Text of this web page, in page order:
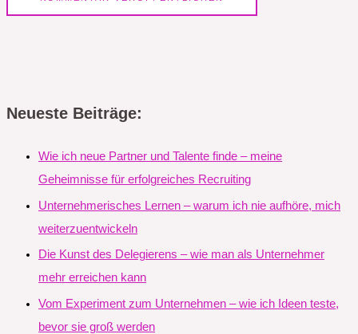
Neueste Beiträge:
Wie ich neue Partner und Talente finde – meine
Geheimnisse für erfolgreiches Recruiting
Unternehmerisches Lernen – warum ich nie aufhöre, mich
weiterzuentwickeln
Die Kunst des Delegierens – wie man als Unternehmer
mehr erreichen kann
Vom Experiment zum Unternehmen – wie ich Ideen teste,
bevor sie groß werden